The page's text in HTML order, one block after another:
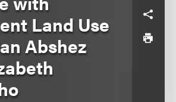
Land Use
Abshez